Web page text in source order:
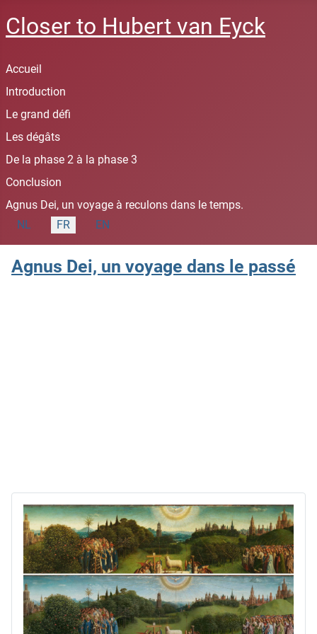
Closer to Hubert van Eyck
Accueil
Introduction
Le grand défi
Les dégâts
De la phase 2 à la phase 3
Conclusion
Agnus Dei, un voyage à reculons dans le temps.
Sélectionnez votre langue
NL FR EN
Agnus Dei, un voyage dans le passé